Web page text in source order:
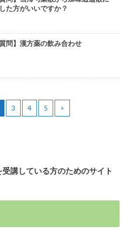
た方がいいですか？
質問】漢方薬の飲み合わせ
3 4 5 >
講している方のためのサイト